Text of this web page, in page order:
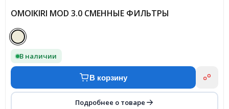
OMOIKIRI MOD 3.0 СМЕННЫЕ ФИЛЬТРЫ
В наличии
В корзину
Подробнее о товаре